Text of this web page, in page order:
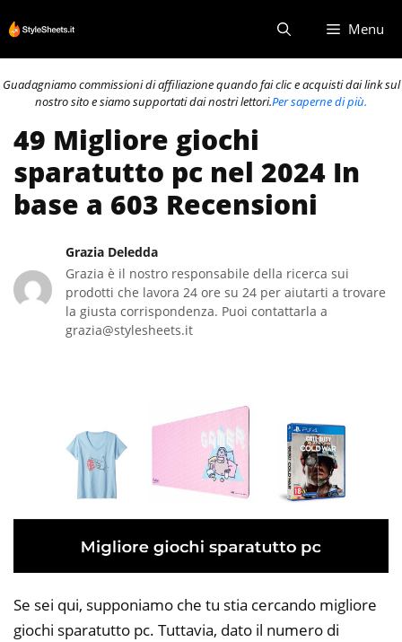
al
contenuto
Menu
Guadagniamo commissioni di affiliazione quando fai clic e acquisti dai link sul
nostro sito e siamo supportati dai nostri lettori.Per saperne di più.
49 Migliore giochi
sparatutto pc nel 2024 In
base a 603 Recensioni
Grazia Deledda
Grazia è il nostro responsabile della ricerca sui
prodotti che lavora 24 ore su 24 per aiutarti a trovare
la giusta corrispondenza. Puoi contattarla a
grazia@stylesheets.it
Se sei qui, supponiamo che tu stia cercando migliore
giochi sparatutto pc. Tuttavia, dato il numero di